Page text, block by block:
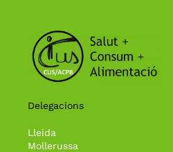
Delegacions
Lleida
Mollerussa